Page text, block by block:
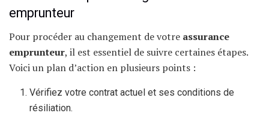
emprunteur
Pour procéder au changement de votre assurance
emprunteur, il est essentiel de suivre certaines étapes.
Voici un plan d’action en plusieurs points :
Vérifiez votre contrat actuel et ses conditions de
résiliation.